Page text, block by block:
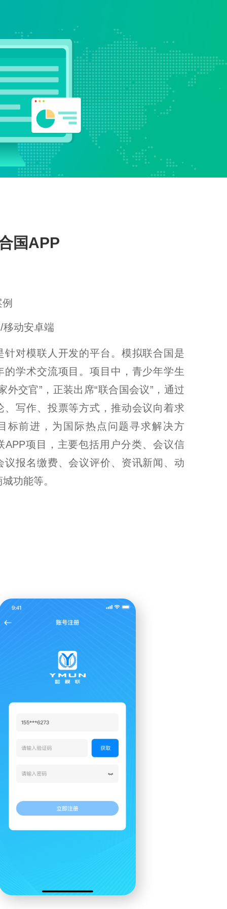
国APP
移动安卓端
针对模联人开发的平台。模拟联合国是
的学术交流项目。项目中，青少年学生
外交官”，正装出席“联合国会议”，通过
、写作、投票等方式，推动会议向着求
标前进，为国际热点问题寻求解决方
APP项目，主要包括用户分类、会议信
议报名缴费、会议评价、资讯新闻、动
功能等。